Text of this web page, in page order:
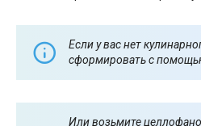
Если у вас нет
сформировать с
Или возьмите